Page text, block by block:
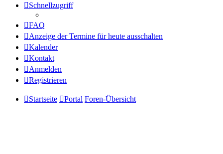
Schnellzugriff
FAQ
Anzeige der Termine für heute ausschalten
Kalender
Kontakt
Anmelden
Registrieren
Startseite Portal Foren-Übersicht